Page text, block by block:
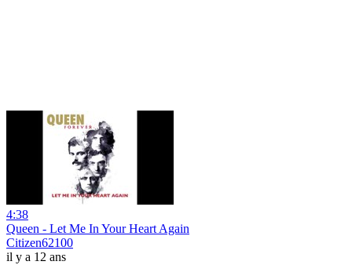
4:38
Queen - Let Me In Your Heart Again
Citizen62100
il y a 12 ans